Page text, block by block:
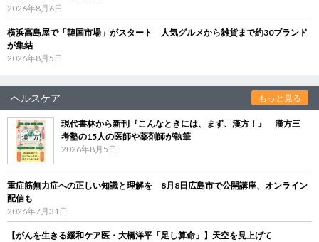
2026年8月6日
横浜高島屋で「韓国市場」がスタート 人気グルメから雑貨まで約30ブランド
が集結
2026年8月5日
ヘルスケア もっと見る
現代書林から新刊『こんなときには、まず、漢方！』 漢方三
考塾の15人の医師や薬剤師が執筆
2026年8月5日
重症筋無力症への正しい知識と理解を 8月8日広島市で公開講座、オンライン
配信も
2026年7月31日
【がんを生きる緩和ケア医・大橋洋平「足し算命」】天空を見上げて